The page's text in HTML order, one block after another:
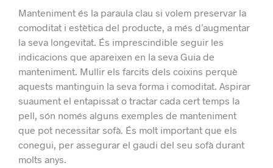
Manteniment és la paraula clau si volem preservar la
comoditat i estètica del producte, a més d’augmentar
la seva longevitat. És imprescindible seguir les
indicacions que apareixen en la seva Guia de
manteniment. Mullir els farcits dels coixins perquè
aquests mantinguin la seva forma i comoditat. Aspirar
suaument el entapissat o tractar cada cert temps la
pell, són només alguns exemples de manteniment
que pot necessitar sofà. És molt important que els
conegui, per assegurar el gaudi del seu sofà durant
molts anys.